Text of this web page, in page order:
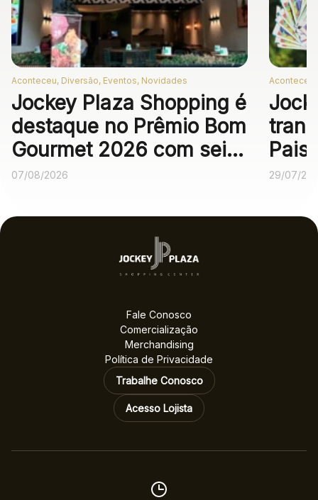
Aconteceu, Diversão, Eventos, Novidades
Jockey Plaza Shopping é
destaque no Prêmio Bom
Gourmet 2026 com seis
operações
melhores no voto
07/08/2026
Pais
29/07/
Fale Conosco
Comercialização
Merchandising
Política de Privacidade
Trabalhe Conosco
Acesso Lojista